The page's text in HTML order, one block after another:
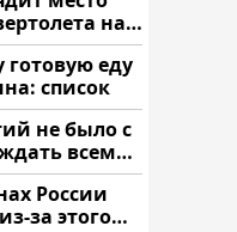
на
готовую еду
список
не было с
всем
России
за этого